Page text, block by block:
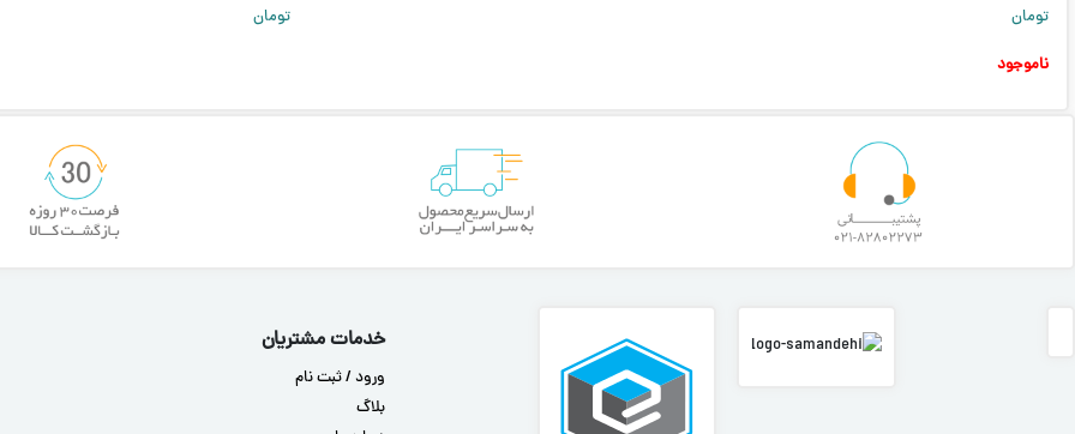
تومان
تومان
ناموجود
خدمات مشتریان
ورود / ثبت نام
بلاگ